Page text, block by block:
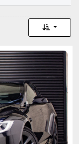
Toggle